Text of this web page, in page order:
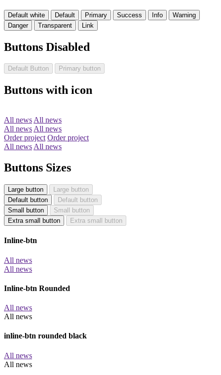
Default white Default Primary Success Info
Warning
Danger
Transparent Link
Buttons Disabled
Default Button Primary button
Buttons with icon
All news All news
All news All news
Order project Order project
All news All news
Buttons Sizes
Large button
Large button
Default button
Default button
Small button
Small button
Extra small button
Extra small button
Inline-btn
All news
All news
Inline-btn Rounded
All news
All news
inline-btn rounded black
All news
All news